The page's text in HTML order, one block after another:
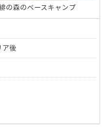
の森のベースキャンプ
ア後